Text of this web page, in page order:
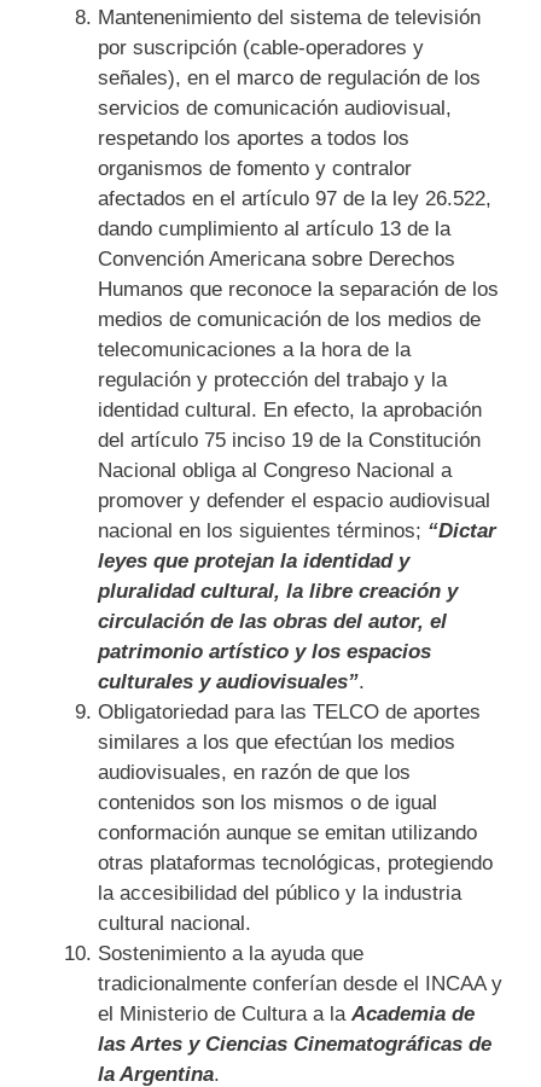
Mantenenimiento del sistema de televisión
por suscripción (cable-operadores y
señales), en el marco de regulación de los
servicios de comunicación audiovisual,
respetando los aportes a todos los
organismos de fomento y contralor
afectados en el artículo 97 de la ley 26.522,
dando cumplimiento al artículo 13 de la
Convención Americana sobre Derechos
Humanos que reconoce la separación de los
medios de comunicación de los medios de
telecomunicaciones a la hora de la
regulación y protección del trabajo y la
identidad cultural. En efecto, la aprobación
del artículo 75 inciso 19 de la Constitución
Nacional obliga al Congreso Nacional a
promover y defender el espacio audiovisual
nacional en los siguientes términos; “Dictar
leyes que protejan la identidad y
pluralidad cultural, la libre creación y
circulación de las obras del autor, el
patrimonio artístico y los espacios
culturales y audiovisuales”.
Obligatoriedad para las TELCO de aportes
similares a los que efectúan los medios
audiovisuales, en razón de que los
contenidos son los mismos o de igual
conformación aunque se emitan utilizando
otras plataformas tecnológicas, protegiendo
la accesibilidad del público y la industria
cultural nacional.
Sostenimiento a la ayuda que
tradicionalmente conferían desde el INCAA y
el Ministerio de Cultura a la Academia de
las Artes y Ciencias Cinematográficas de
la Argentina.